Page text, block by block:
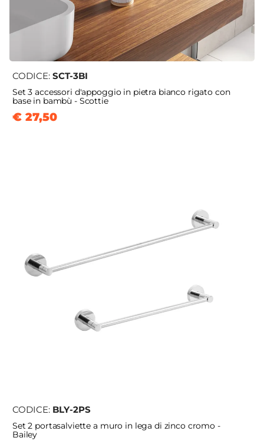
CODICE: SCT-3BI
Set 3 accessori d'appoggio in pietra bianco rigato con
base in bambù - Scottie
€ 27,50
CODICE: BLY-2PS
Set 2 portasalviette a muro in lega di zinco cromo -
Bailey